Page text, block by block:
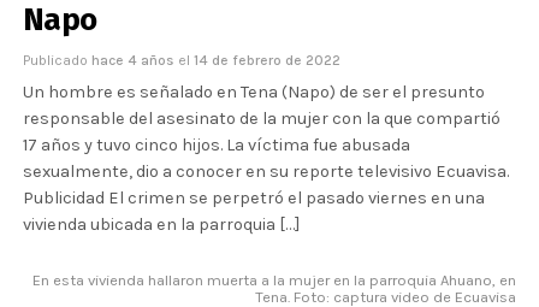
Napo
Publicado hace 4 años el 14 de febrero de 2022
Un hombre es señalado en Tena (Napo) de ser el presunto
responsable del asesinato de la mujer con la que compartió
17 años y tuvo cinco hijos. La víctima fue abusada
sexualmente, dio a conocer en su reporte televisivo Ecuavisa.
Publicidad El crimen se perpetró el pasado viernes en una
vivienda ubicada en la parroquia […]
En esta vivienda hallaron muerta a la mujer en la parroquia Ahuano, en
Tena. Foto: captura video de Ecuavisa